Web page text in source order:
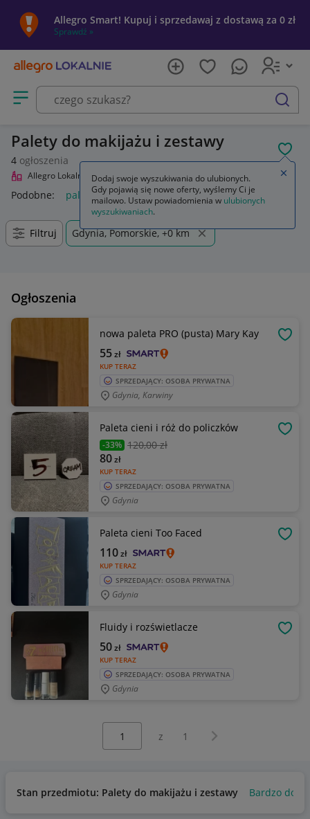
Allegro Smart! Kupuj i sprzedawaj z dostawą za 0 zł
Sprawdź »
Otwórz menu z kategoriami
szukaj
Palety do makijażu i zestawy
4 ogłoszenia
Allegro Lokalnie Uroda Makijaż Palety do makijażu i zestawy
Podobne: palety do makijażu i zestawy
Filtruj Gdynia, Pomorskie, +0 km
Ogłoszenia
nowa paleta PRO (pusta) Mary Kay
KUP TERAZ
55zł
SPRZEDAJĄCY: OSOBA PRYWATNA
Gdynia, Karwiny
Paleta cieni i róż do policzków
-33% 120,00 zł
KUP TERAZ
80zł
SPRZEDAJĄCY: OSOBA PRYWATNA
Gdynia
Paleta cieni Too Faced
KUP TERAZ
110zł
SPRZEDAJĄCY: OSOBA PRYWATNA
Gdynia
Fluidy i rozświetlacze
KUP TERAZ
50zł
SPRZEDAJĄCY: OSOBA PRYWATNA
Gdynia
z 1 Następna strona
Stan przedmiotu: Palety do makijażu i zestawy Bardzo
Dodaj swoje wyszukiwania do ulubionych.
Gdy pojawią się nowe oferty, wyślemy Ci je
mailowo. Ustaw powiadomienia w ulubionych
wyszukiwaniach.